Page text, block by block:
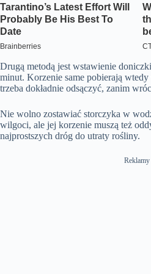
Drugą metodą jest wstawienie
minut. Korzenie same pobierają
trzeba dokładnie odsączyć, zanim
Nie wolno zostawiać storczyka w
wilgoci, ale jej korzenie muszą też
najprostszych dróg do utraty rośliny.
Reklamy